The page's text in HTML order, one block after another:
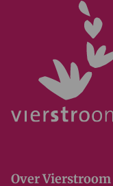
Over Vierstroom